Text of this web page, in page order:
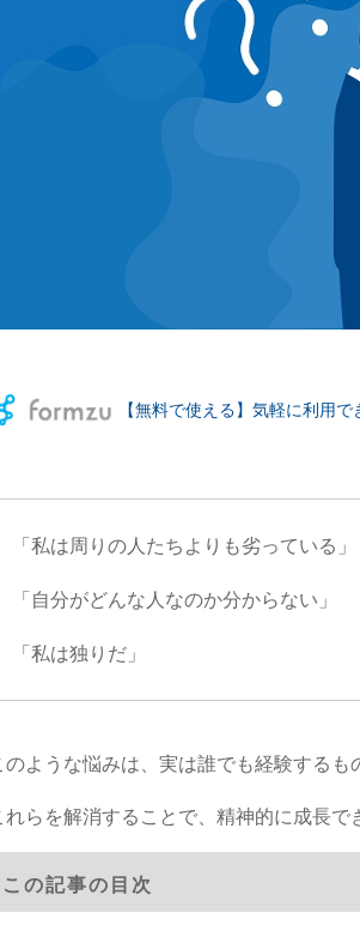
【無料で使える】気軽に利用
「私は周りの人たちよりも劣っている」
「自分がどんな人なのか分からない」
「私は独りだ」
のような悩みは、実は誰でも経験するも
れらを解消することで、精神的に成長で
この記事の目次